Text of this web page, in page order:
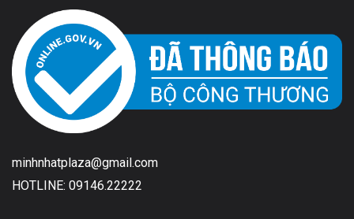
minhnhatplaza@gmail.com
HOTLINE: 09146.22222